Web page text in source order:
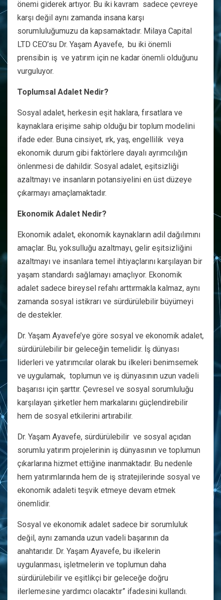
önemi giderek artıyor. Bu iki kavram sadece çevreye
karşı değil aynı zamanda insana karşı
sorumluluğumuzu da kapsamaktadır. Milaya Capital
LTD CEO’su Dr. Yaşam Ayavefe, bu iki önemli
prensibin iş ve yatırım için ne kadar önemli olduğunu
vurguluyor.
Toplumsal Adalet Nedir?
Sosyal adalet, herkesin eşit haklara, fırsatlara ve
kaynaklara erişime sahip olduğu bir toplum modelini
ifade eder. Buna cinsiyet, ırk, yaş, engellilik veya
ekonomik durum gibi faktörlere dayalı ayrımcılığın
önlenmesi de dahildir. Sosyal adalet, eşitsizliği
azaltmayı ve insanların potansiyelini en üst düzeye
çıkarmayı amaçlamaktadır.
Ekonomik Adalet Nedir?
Ekonomik adalet, ekonomik kaynakların adil dağılımını
amaçlar. Bu, yoksulluğu azaltmayı, gelir eşitsizliğini
azaltmayı ve insanlara temel ihtiyaçlarını karşılayan bir
yaşam standardı sağlamayı amaçlıyor. Ekonomik
adalet sadece bireysel refahı arttırmakla kalmaz, aynı
zamanda sosyal istikrarı ve sürdürülebilir büyümeyi
de destekler.
Dr. Yaşam Ayavefe’ye göre sosyal ve ekonomik adalet,
sürdürülebilir bir geleceğin temelidir. İş dünyası
liderleri ve yatırımcılar olarak bu ilkeleri benimsemek
ve uygulamak, toplumun ve iş dünyasının uzun vadeli
başarısı için şarttır. Çevresel ve sosyal sorumluluğu
karşılayan şirketler hem markalarını güçlendirebilir
hem de sosyal etkilerini artırabilir.
Dr. Yaşam Ayavefe, sürdürülebilir ve sosyal açıdan
sorumlu yatırım projelerinin iş dünyasının ve toplumun
çıkarlarına hizmet ettiğine inanmaktadır. Bu nedenle
hem yatırımlarında hem de iş stratejilerinde sosyal ve
ekonomik adaleti teşvik etmeye devam etmek
önemlidir.
Sosyal ve ekonomik adalet sadece bir sorumluluk
değil, aynı zamanda uzun vadeli başarının da
anahtarıdır. Dr. Yaşam Ayavefe, bu ilkelerin
uygulanması, işletmelerin ve toplumun daha
sürdürülebilir ve eşitlikçi bir geleceğe doğru
ilerlemesine yardımcı olacaktır” ifadesini kullandı.